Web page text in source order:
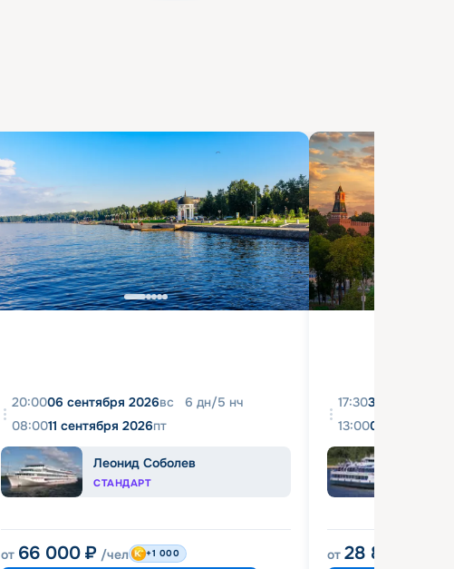
20:0006 сентября 2026вс 6 дн/5 нч
08:0011 сентября 2026пт
Леонид Соболев
СТАНДАРТ
от 66 000 ₽ /чел +1 000
17:3031 августа
13:0004 сентября
от 28 800